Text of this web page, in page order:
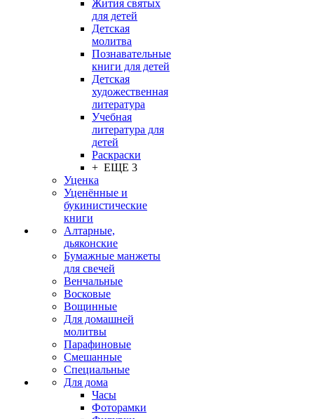
Жития святых
для детей
Детская
молитва
Познавательные
книги для детей
Детская
художественная
литература
Учебная
литература для
детей
Раскраски
+ ЕЩЕ 3
Уценка
Уценённые и
букинистические
книги
Алтарные,
дьяконские
Бумажные манжеты
для свечей
Венчальные
Восковые
Вощинные
Для домашней
молитвы
Парафиновые
Смешанные
Специальные
Для дома
Часы
Фоторамки